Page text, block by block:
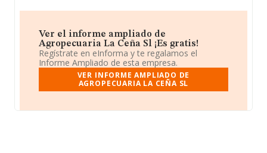
Ver el informe ampliado de
Agropecuaria La Ceña Sl ¡Es gratis!
Regístrate en eInforma y te regalamos el
Informe Ampliado de esta empresa.
VER INFORME AMPLIADO DE
AGROPECUARIA LA CEÑA SL